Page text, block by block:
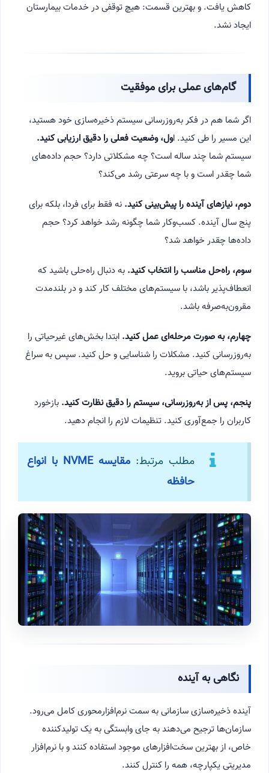
کاهش یافت. و بهترین قسمت: هیچ توقفی در خدمات بیمارستان
ایجاد نشد.
گام‌های عملی برای موفقیت
اگر شما هم در فکر به‌روزرسانی سیستم ذخیره‌سازی خود هستید،
این مسیر را طی کنید. اول، وضعیت فعلی را دقیق ارزیابی کنید.
سیستم شما چند ساله است؟ چه مشکلاتی دارد؟ حجم داده‌های
شما چقدر است و با چه سرعتی رشد می‌کند؟
دوم، نیازهای آینده را پیش‌بینی کنید. نه فقط برای فردا، بلکه برای
پنج سال آینده. کسب‌وکار شما چگونه رشد خواهد کرد؟ حجم
داده‌ها چقدر خواهد شد؟
سوم، راه‌حل مناسب را انتخاب کنید. به دنبال راه‌حلی باشید که
انعطاف‌پذیر باشد، با سیستم‌های مختلف کار کند و در بلندمدت
مقرون‌به‌صرفه باشد.
چهارم، به صورت مرحله‌ای عمل کنید. ابتدا بخش‌های غیرحیاتی را
به‌روزرسانی کنید. مشکلات را شناسایی و حل کنید. سپس به سراغ
سیستم‌های حیاتی بروید.
پنجم، پس از به‌روزرسانی، سیستم را دقیق نظارت کنید. بازخورد
کاربران را جمع‌آوری کنید. تنظیمات لازم را انجام دهید.
مطلب مرتبط:
مقایسه NVME با انواع
حافظه
نگاهی به آینده
آینده ذخیره‌سازی سازمانی به سمت نرم‌افزارمحوری کامل می‌رود.
سازمان‌ها ترجیح می‌دهند به جای وابستگی به یک تولیدکننده
خاص، از بهترین سخت‌افزارهای موجود استفاده کنند و با نرم‌افزار
مدیریتی یکپارچه، همه را کنترل کنند.